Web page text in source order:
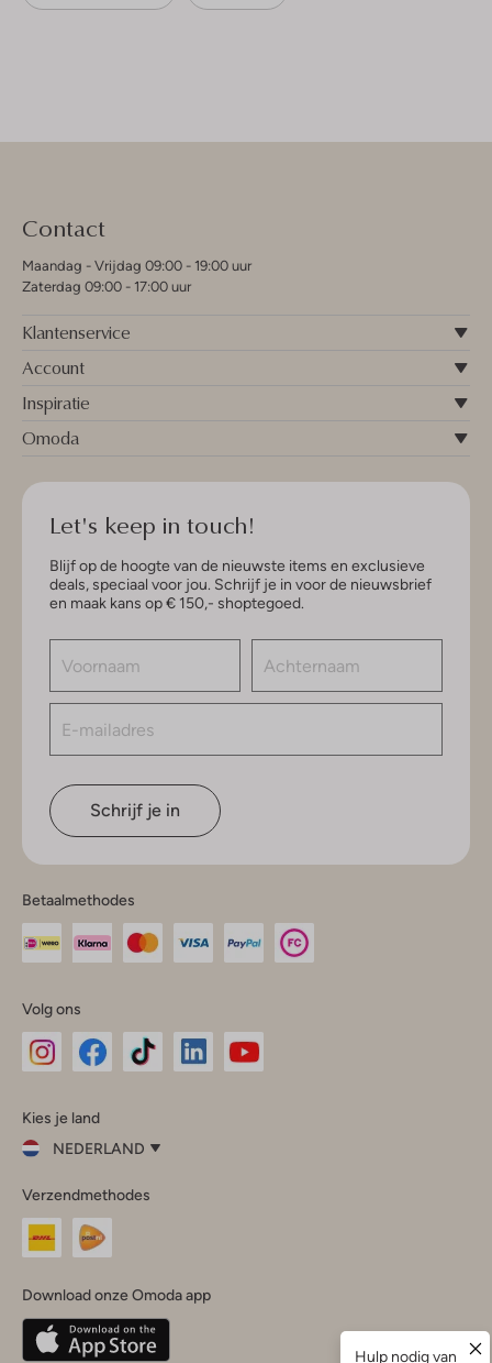
Contact
Maandag - Vrijdag 09:00 - 19:00 uur
Zaterdag 09:00 - 17:00 uur
Klantenservice
Account
Inspiratie
Omoda
Let's keep in touch!
Blijf op de hoogte van de nieuwste items en exclusieve
deals, speciaal voor jou. Schrijf je in voor de nieuwsbrief
en maak kans op € 150,- shoptegoed.
Schrijf je in
Betaalmethodes
Volg ons
InstagramFacebook
Kies je land
NEDERLAND
je
land
Nederland
Belgique(Français)
Deutschland
Verzendmethodes
Download onze Omoda app